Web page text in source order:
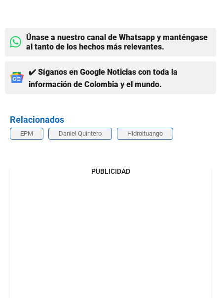
Únase a nuestro canal de Whatsapp y manténgase
al tanto de los hechos más relevantes.
✔️ Síganos en Google Noticias con toda la
información de Colombia y el mundo.
Relacionados
EPM Daniel Quintero Hidroituango
PUBLICIDAD